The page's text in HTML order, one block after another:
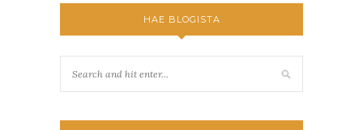
HAE BLOGISTA